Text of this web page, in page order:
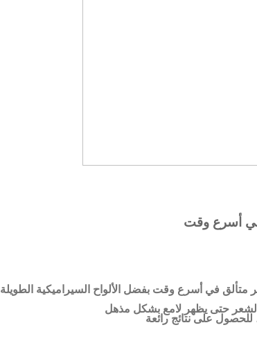
أسرع وقت
في أسرع وقت بفضل الألواح السيراميكية الطويلة
الشعر حتى يظهر لامع بشكل مذهل